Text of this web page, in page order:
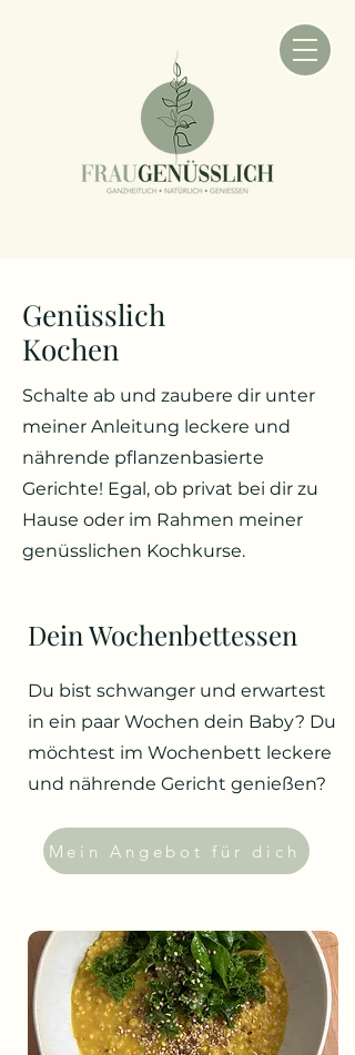
Genüsslich
Kochen
Schalte ab und zaubere dir unter
meiner Anleitung leckere und
nährende pflanzenbasierte
Gerichte! Egal, ob privat bei dir zu
Hause oder im Rahmen meiner
genüsslichen Kochkurse.
Dein Wochenbettessen
Du bist schwanger und erwartest
in ein paar Wochen dein Baby? Du
möchtest im Wochenbett leckere
und nährende Gericht genießen?
Mein Angebot für dich